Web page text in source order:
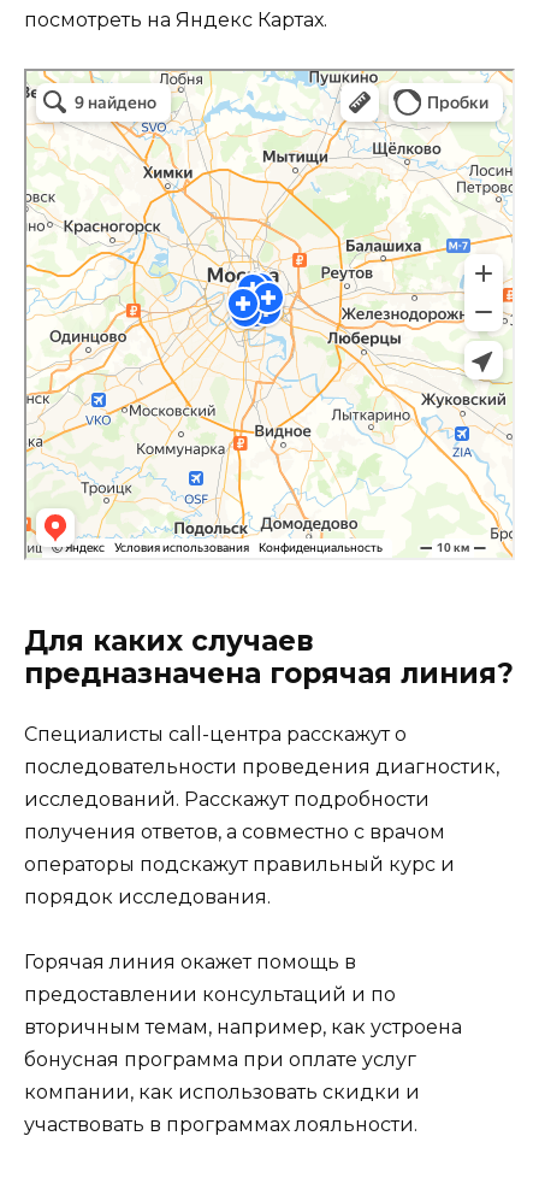
посмотреть на Яндекс Картах.
Для каких случаев
предназначена горячая линия?
Специалисты call-центра расскажут о
последовательности проведения диагностик,
исследований. Расскажут подробности
получения ответов, а совместно с врачом
операторы подскажут правильный курс и
порядок исследования.
Горячая линия окажет помощь в
предоставлении консультаций и по
вторичным темам, например, как устроена
бонусная программа при оплате услуг
компании, как использовать скидки и
участвовать в программах лояльности.